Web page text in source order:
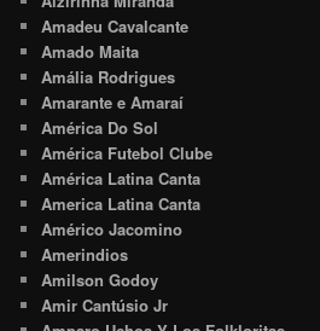
Amadeu Cavalcante
Amado Maita
Amália Rodrigues
Amarante e Amaraí
América Do Sol
América Futebol Clube
América Latina Canta
America Latina Canta
Américo Jacomino
Amerindios
Amilson Godoy
Amir Cantúsio Jr